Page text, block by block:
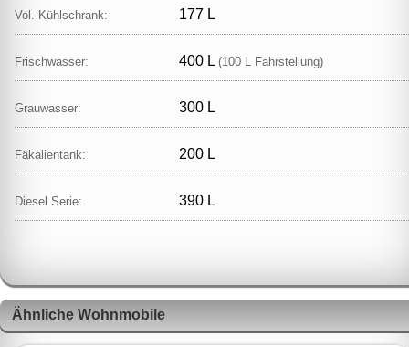
Vol. Kühlschrank: 177 L
Frischwasser: 400 L (100 L Fahrstellung)
Grauwasser: 300 L
Fäkalientank: 200 L
Diesel Serie: 390 L
Ähnliche Wohnmobile